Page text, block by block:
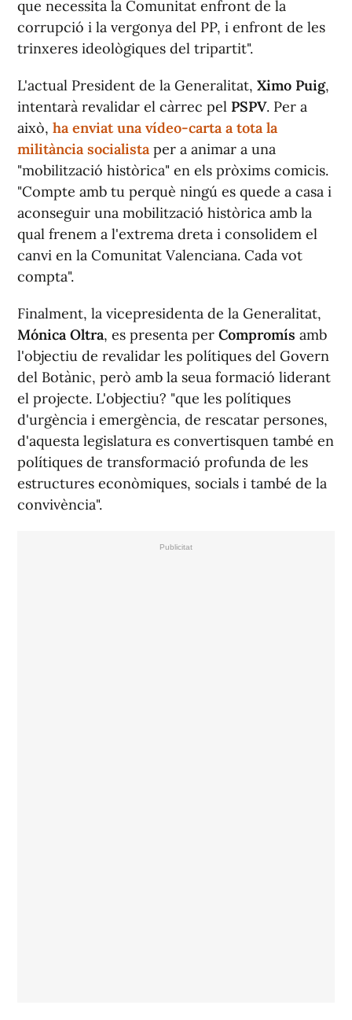
que necessita la Comunitat enfront de la
corrupció i la vergonya del PP, i enfront de les
trinxeres ideològiques del tripartit".
L'actual President de la Generalitat, Ximo Puig,
intentarà revalidar el càrrec pel PSPV. Per a
això, ha enviat una vídeo-carta a tota la
militància socialista per a animar a una
"mobilització històrica" en els pròxims comicis.
"Compte amb tu perquè ningú es quede a casa i
aconseguir una mobilització històrica amb la
qual frenem a l'extrema dreta i consolidem el
canvi en la Comunitat Valenciana. Cada vot
compta".
Finalment, la vicepresidenta de la Generalitat,
Mónica Oltra, es presenta per Compromís amb
l'objectiu de revalidar les polítiques del Govern
del Botànic, però amb la seua formació liderant
el projecte. L'objectiu? "que les polítiques
d'urgència i emergència, de rescatar persones,
d'aquesta legislatura es convertisquen també en
polítiques de transformació profunda de les
estructures econòmiques, socials i també de la
convivència".